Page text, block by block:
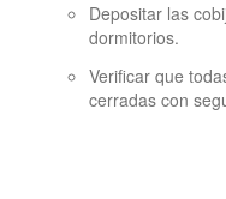
Depositar las
dormitorios.
Verificar que
cerradas con